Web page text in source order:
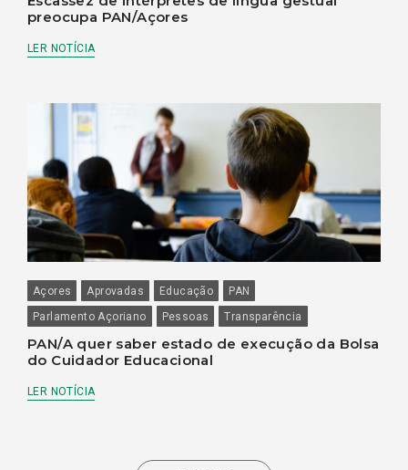
preocupa PAN/Açores
LER NOTÍCIA
Açores Aprovadas Educação
PAN
Parlamento Açoriano
Pessoas Transparência
PAN/A quer saber estado de execução da Bolsa
do Cuidador Educacional
LER NOTÍCIA